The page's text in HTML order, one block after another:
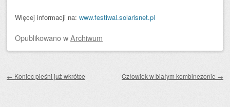
Więcej informacji na: www.festiwal.solarisnet.pl
OpublikowanowArchiwum
← Koniec pieśni już wkrótce Człowiek w białym kombinezonie →